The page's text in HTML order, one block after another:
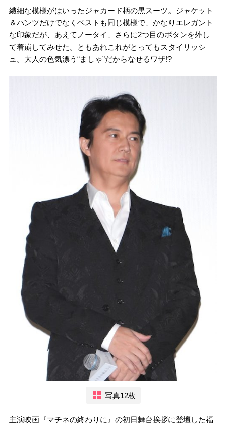
繊細な模様がはいったジャカード柄の黒スーツ。ジャケット
＆パンツだけでなくベストも同じ模様で、かなりエレガント
な印象だが、あえてノータイ、さらに2つ目のボタンを外し
て着崩してみせた。ともあれこれがとってもスタイリッシ
ュ。大人の色気漂う“ましゃ”だからなせるワザ!?
写真12枚
主演映画『マチネの終わりに』の初日舞台挨拶に登壇した福